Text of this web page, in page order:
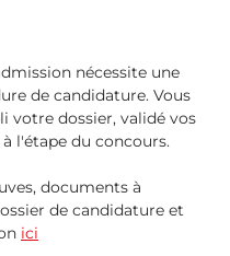
nécessite une
de candidature. Vous
votre dossier, validé vos
l'étape du concours.
documents à
de candidature et
ici